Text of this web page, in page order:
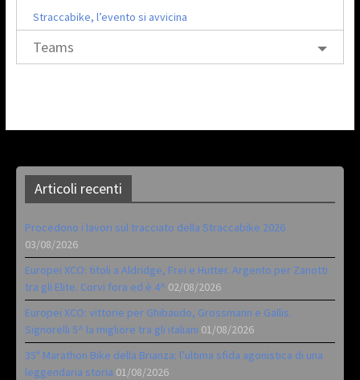
Straccabike, l’evento si avvicina
Teams
Articoli recenti
Procedono i lavori sul tracciato della Straccabike 2026
03/08/2026
Europei XCO: titoli a Aldridge, Frei e Hutter. Argento per Zanotti
tra gli Elite. Corvi fora ed è 4^ 02/08/2026
Europei XCO: vittorie per Ghibaudo, Grossmann e Gallis.
Signorelli 5^ la migliore tra gli italiani 01/08/2026
35ª Marathon Bike della Brianza: l’ultima sfida agonistica di una
leggendaria storia 01/08/2026